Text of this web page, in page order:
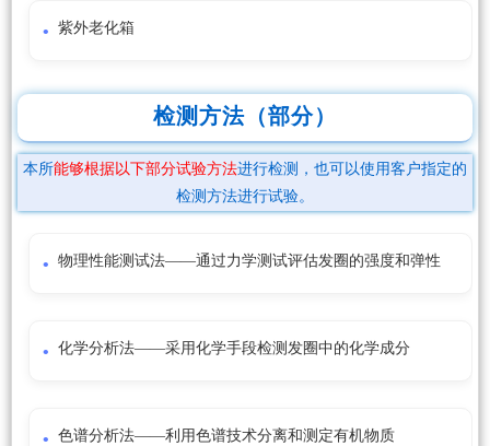
紫外老化箱
检测方法（部分）
本所能够根据以下部分试验方法进行检测，也可以使用客户指定的
检测方法进行试验。
物理性能测试法——通过力学测试评估发圈的强度和弹性
化学分析法——采用化学手段检测发圈中的化学成分
色谱分析法——利用色谱技术分离和测定有机物质